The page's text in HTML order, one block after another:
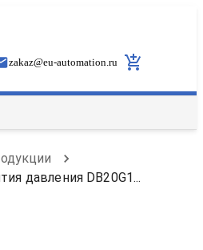
zakaz@eu-automation.ru
давления DB20G1...